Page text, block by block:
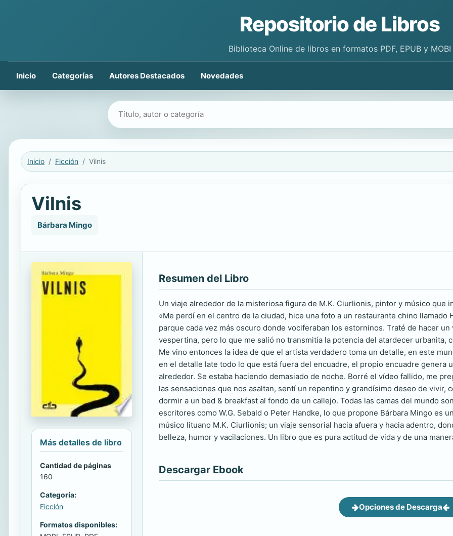
Repositorio de Libros
Biblioteca Online de libros en formatos PDF, EPUB y MOBI
Inicio Categorías Autores Destacados Novedades
Buscar libros
Inicio Ficción Vilnis
Vilnis
Bárbara Mingo
Más detalles de libro
Cantidad de páginas
160
Categoría:
Ficción
Formatos disponibles:
Resumen del Libro
Un viaje alrededor de la misteriosa figura de M.K. Ciurlionis, pintor y músico que
«Me perdí en el centro de la ciudad, hice una foto a un restaurante chino
parque cada vez más oscuro donde vociferaban los estorninos. Traté de hacer
vespertina, pero lo que me salió no transmitía la potencia del atardecer urbanita,
Me vino entonces la idea de que el artista verdadero toma un detalle, en este
en el detalle late todo lo que está fuera del encuadre, el propio encuadre genera
alrededor. Se estaba haciendo demasiado de noche. Borré el vídeo fallido, me
las sensaciones que nos asaltan, sentí un repentino y grandísimo deseo de vivir,
dormir a un bed & breakfast al fondo de un callejo. Todas las camas del mundo
escritores como W.G. Sebald o Peter Handke, lo que propone Bárbara Mingo es
músico lituano M.K. Ciurlionis; un viaje sensorial hacia afuera y hacia adentro,
belleza, humor y vacilaciones. Un libro que es pura actitud de vida y de una
Descargar Ebook
Opciones de Descarga